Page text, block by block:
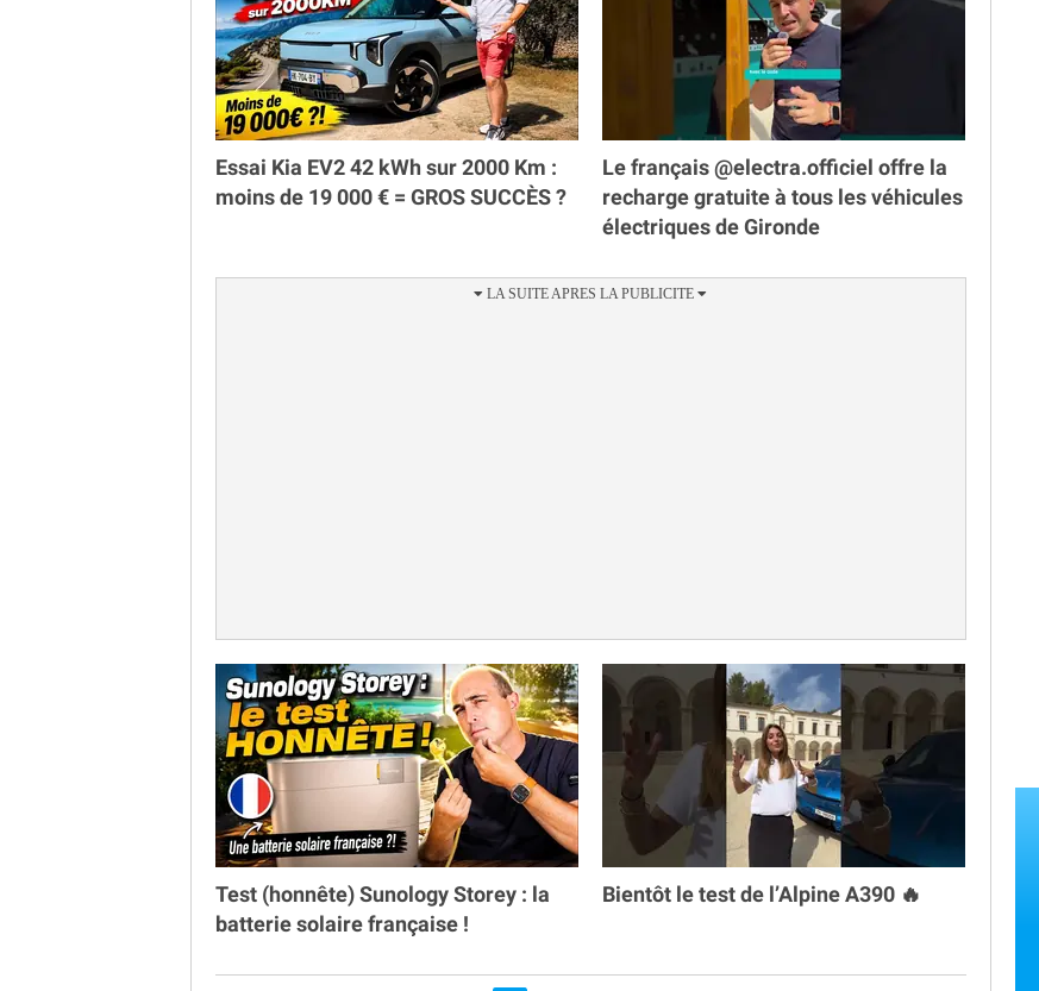
Essai Kia EV2 42 kWh sur 2000 Km :
moins de 19 000 € = GROS SUCCÈS ?
Le français @electra.officiel offre la
recharge gratuite à tous les véhicules
électriques de Gironde
Test (honnête) Sunology Storey : la
batterie solaire française !
Bientôt le test de l’Alpine A390 🔥